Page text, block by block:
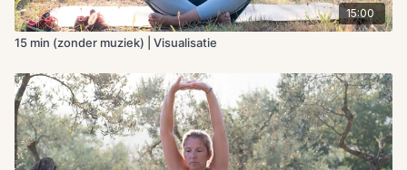
15:00
15 min (zonder muziek) | Visualisatie